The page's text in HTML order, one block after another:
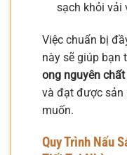
sạch khỏi vải
Việc chuẩn bị
này sẽ giúp bạn
ong nguyên chất
và đạt được sản
muốn.
Quy Trình Nấu